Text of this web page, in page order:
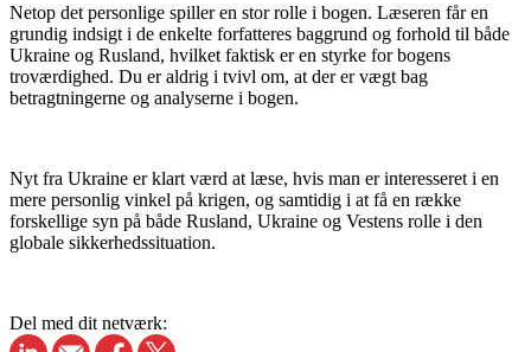
Netop det personlige spiller en stor rolle i bogen. Læseren får en
grundig indsigt i de enkelte forfatteres baggrund og forhold til både
Ukraine og Rusland, hvilket faktisk er en styrke for bogens
troværdighed. Du er aldrig i tvivl om, at der er vægt bag
betragtningerne og analyserne i bogen.
Nyt fra Ukraine er klart værd at læse, hvis man er interesseret i en
mere personlig vinkel på krigen, og samtidig i at få en række
forskellige syn på både Rusland, Ukraine og Vestens rolle i den
globale sikkerhedssituation.
Del med dit netværk: